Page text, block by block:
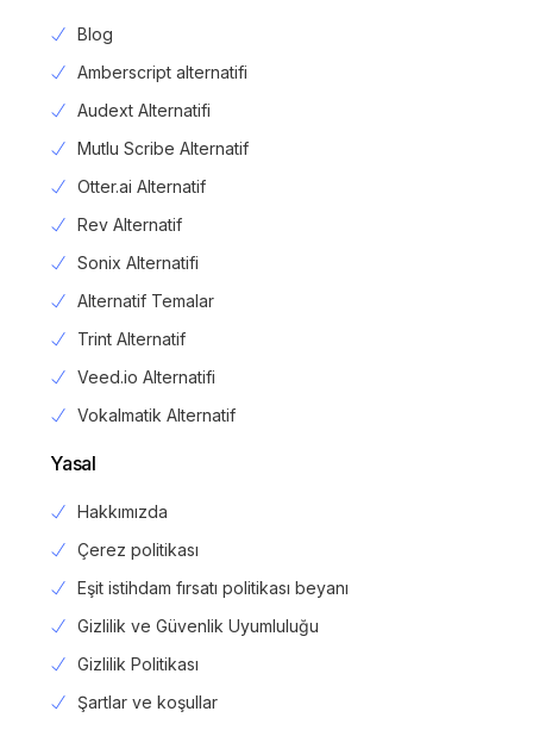
Blog
Amberscript alternatifi
Audext Alternatifi
Mutlu Scribe Alternatif
Otter.ai Alternatif
Rev Alternatif
Sonix Alternatifi
Alternatif Temalar
Trint Alternatif
Veed.io Alternatifi
Vokalmatik Alternatif
Yasal
Hakkımızda
Çerez politikası
Eşit istihdam fırsatı politikası beyanı
Gizlilik ve Güvenlik Uyumluluğu
Gizlilik Politikası
Şartlar ve koşullar